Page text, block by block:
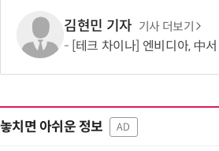
김현민 기자 기사 더보기
[테크 차이나] 엔비디아, 中서 6G AI 기지국 파트너 물색…'엣지
놓치면 아쉬운 정보 AD